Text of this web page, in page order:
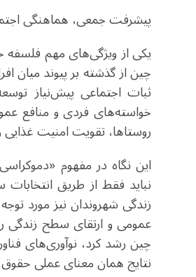
پیشرفت جمعی، هماهنگی
یکی از ویژگی‌های مهم
چین از گذشته بر پیوند میان
ثبات اجتماعی پیش‌نیاز
خواسته‌های فردی و منافع
روستاها، تقویت امنیت
این نگاه در مفهوم
نباید فقط از طریق انتخابات
زندگی شهروندان نیز مورد
عمومی و ارتقای سطح زندگی
چین رشد کرد، نوآوری‌های
نتایج همان معنای عملی